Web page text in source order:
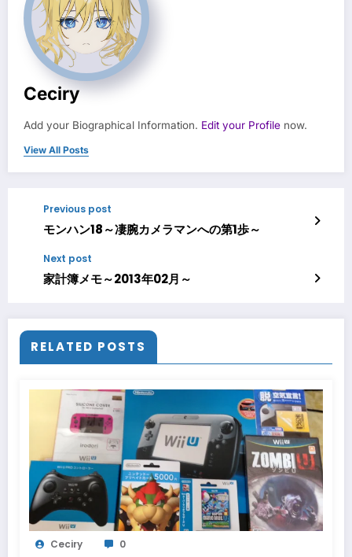
Ceciry
Add your Biographical Information. Edit your Profile now.
View All Posts
Previous post
モンハン18～凄腕カメラマンへの第1歩～
Next post
家計簿メモ～2013年02月～
RELATED POSTS
Ceciry 0